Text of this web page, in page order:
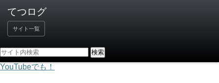
サイト一覧
YouTubeでも！